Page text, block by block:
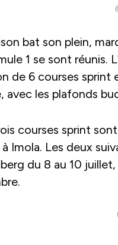
bat son plein,
1 se sont
de 6 courses
avec les plafonds
courses sprint
Imola. Les deux
du 8 au 10